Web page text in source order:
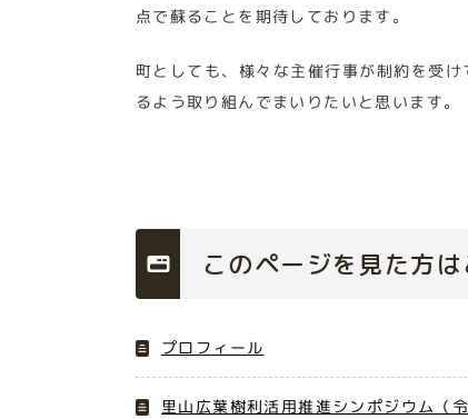
点で蘇ることを期待しております。
町としても、様々な主催行事が制約を受
るよう取り組んでまいりたいと思います。
このページを見た方
プロフィール
里山広葉樹利活用推進シンポジウム（